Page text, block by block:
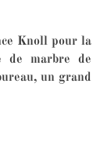
Knoll pour la
de marbre de
un grand